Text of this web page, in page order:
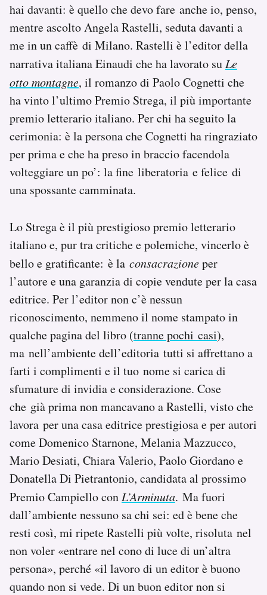
hai davanti: è quello che devo fare anche io, penso,
mentre ascolto Angela Rastelli, seduta davanti a
me in un caffè di Milano. Rastelli è l’editor della
narrativa italiana Einaudi che ha lavorato su Le
otto montagne, il romanzo di Paolo Cognetti che
ha vinto l’ultimo Premio Strega, il più importante
premio letterario italiano. Per chi ha seguito la
cerimonia: è la persona che Cognetti ha ringraziato
per prima e che ha preso in braccio facendola
volteggiare un po’: la fine liberatoria e felice di
una spossante camminata.
Lo Strega è il più prestigioso premio letterario
italiano e, pur tra critiche e polemiche, vincerlo è
bello e gratificante: è la consacrazioneper
l’autore e una garanzia di copie vendute per la casa
editrice. Per l’editor non c’è nessun
riconoscimento, nemmeno il nome stampato in
qualche pagina del libro (tranne pochi casi),
ma nell’ambiente dell’editoria tutti si affrettano a
farti i complimenti e il tuo nome si carica di
sfumature di invidia e considerazione. Cose
che già prima non mancavano a Rastelli, visto che
lavora per una casa editrice prestigiosa e per autori
come Domenico Starnone, Melania Mazzucco,
Mario Desiati, Chiara Valerio, Paolo Giordano e
Donatella Di Pietrantonio, candidata al prossimo
Premio Campiello con L’Arminuta. Ma fuori
dall’ambiente nessuno sa chi sei: ed è bene che
resti così, mi ripete Rastelli più volte, risoluta nel
non voler «entrare nel cono di luce di un’altra
persona», perché «il lavoro di un editor è buono
quando non si vede. Di un buon editor non si